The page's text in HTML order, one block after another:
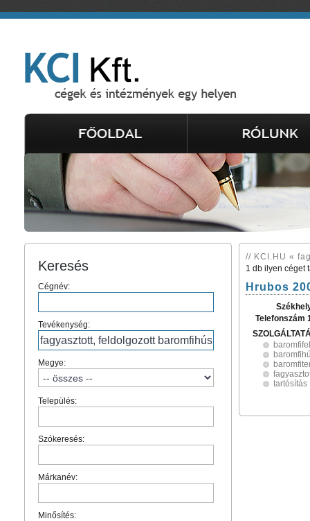
Keresés
Cégnév:
Tevékenység:
Megye:
Település:
Szókeresés:
Márkanév:
Minősítés:
// KCI.HU «
1 db ilyen céget
Hrubos
Telefonszám
tartósítás